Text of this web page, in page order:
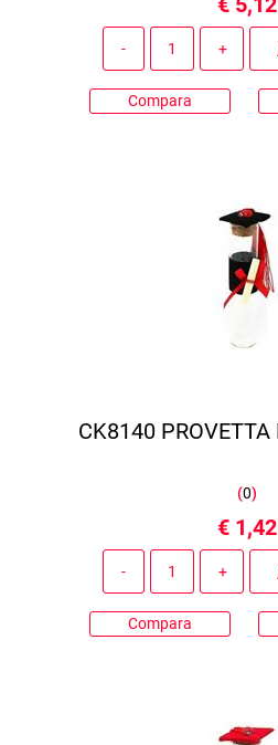
Compara
CK8140 PROVETTA
(0)
€ 1,42
Compara